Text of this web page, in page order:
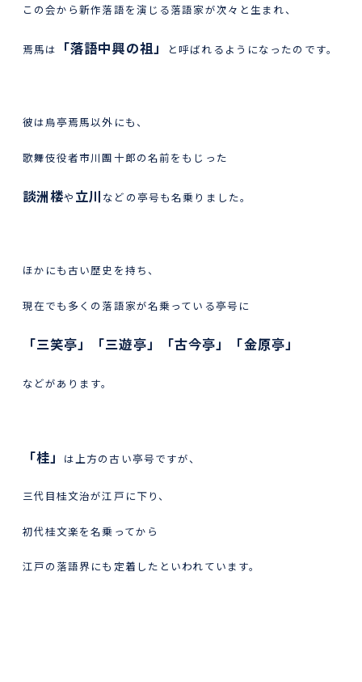
この会から新作落語を演じる落語家が次々と生まれ、
焉馬は 「落語中興の祖」 と呼ばれるようになったのです。
彼は烏亭焉馬以外にも、
歌舞伎役者市川團十郎の名前をもじった
談洲楼や 立川 などの亭号も名乗りました。
ほかにも古い歴史を持ち、
現在でも多くの落語家が名乗っている亭号に
「三笑亭」「三遊亭」「古今亭」「金原亭」
などがあります。
「桂」 は上方の古い亭号ですが、
三代目桂文治が江戸に下り、
初代桂文楽を名乗ってから
江戸の落語界にも定着したといわれています。